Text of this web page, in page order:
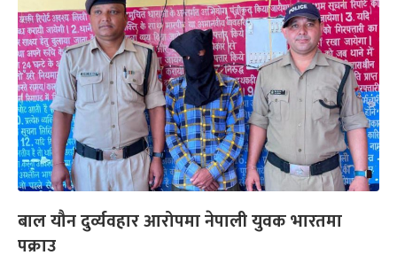
बाल यौन दुर्व्यवहार आरोपमा नेपाली युवक भारतमा
पक्राउ